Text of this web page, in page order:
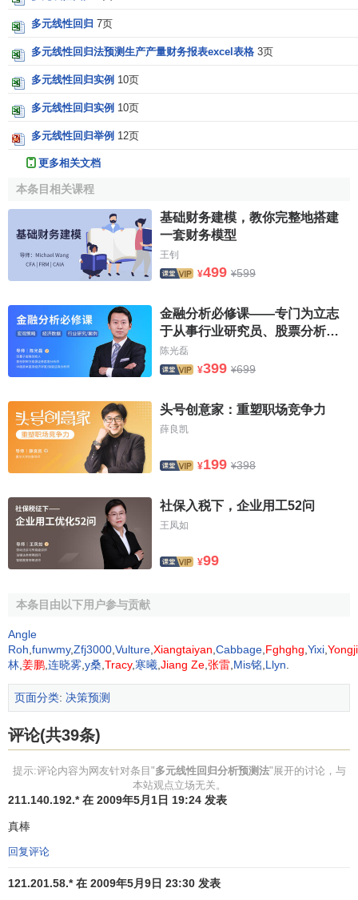
样，也是在要求误差平方和(
标准方程组为：
即
多元线性回归模型的检验
多元性回归模型与一元线性回归模型一样，在得到参数
的最小二乘法的估计值之后，也需要进行必要的检验与评
价，以决定模型是否可以应用。
1、拟合程度的测定。
与一元线性回归中可决系数r2相对应，多元线性回归中
也有多重可决系数
r2，它是在因变量的总变化中，由回归方
程解释的变动(回归平方和)所占的比重，
密切。计算公式为：
其中，
2.估计
估计标准误差，即因变量y的实际值与回归方程求出的估
多元线性回归 7页
多元线性回归法预测生产产量财务报表excel表格 3页
多元线性回归实例 10页
多元线性回归实例 10页
多元线性回归举例 12页
更多相关文档
本条目相关课程
基础财务建模，教你完整地搭建
一套财务模型
王钊
¥499 ¥599
金融分析必修课——专门为立志
于从事行业研究员、股票分析
师、基金经理的你打造
陈光磊
¥399 ¥699
头号创意家：重塑职场竞争力
薛良凯
¥199 ¥398
社保入税下，企业用工52问
王凤如
¥99
本条目由以下用户参与贡献
Angle
Roh funwmy,Zfj3000 Vulture Xiangtaiyan Cabbage Fghghg Yixi
林 姜鹏 连晓雾 y桑 Tracy, 寒曦 Jiang Ze 张雷 Mis铭 Llyn
页面分类: 决策预测
评论(共39条)
提示:评论内容为网友针对条目"多元线性回归分析预测法"展开的讨论，与
本站观点立场无关。
211.140.192.* 在 2009年5月1日 19:24 发表
真棒
回复评论
121.201.58.* 在 2009年5月9日 23:30 发表